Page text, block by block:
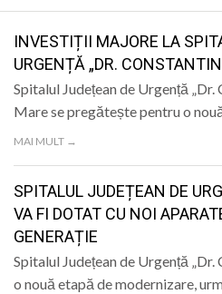
SANATATE
SPORT
SPECIAL
POLITIC
LIFE
INVESTIȚII MAJORE LA
URGENȚĂ „DR.
Spitalul Județean de Urgență
Mare se pregătește pentru o
MAI MULT →
SPITALUL JUDEȚEAN DE
VA FI DOTAT CU NOI
GENERAȚIE
Spitalul Județean de Urgență
o nouă etapă de modernizare,